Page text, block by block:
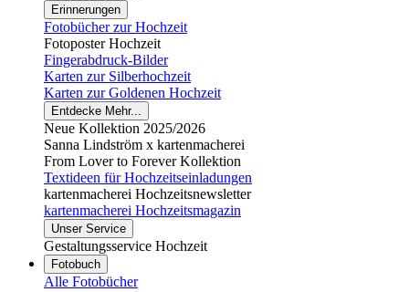
Erinnerungen
Fotobücher zur Hochzeit
Fotoposter Hochzeit
Fingerabdruck-Bilder
Karten zur Silberhochzeit
Karten zur Goldenen Hochzeit
Entdecke Mehr...
Neue Kollektion 2025/2026
Sanna Lindström x kartenmacherei
From Lover to Forever Kollektion
Textideen für Hochzeitseinladungen
kartenmacherei Hochzeitsnewsletter
kartenmacherei Hochzeitsmagazin
Unser Service
Gestaltungsservice Hochzeit
Fotobuch
Alle Fotobücher